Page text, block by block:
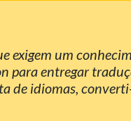
exigem um
para entregar
de idiomas,